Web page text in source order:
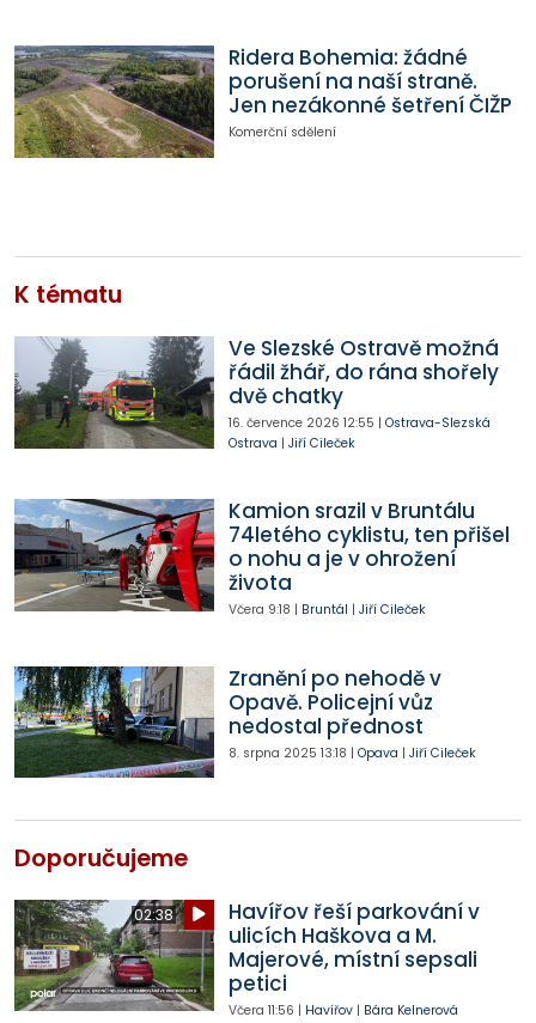
Ridera Bohemia: žádné
porušení na naší straně.
Jen nezákonné šetření ČIŽP
Komerční sdělení
K tématu
Ve Slezské Ostravě možná
řádil žhář, do rána shořely
dvě chatky
16. července 2026 12:55 | Ostrava-Slezská
Ostrava | Jiří Cileček
Kamion srazil v Bruntálu
74letého cyklistu, ten přišel
o nohu a je v ohrožení
života
Včera 9:18 | Bruntál | Jiří Cileček
Zranění po nehodě v
Opavě. Policejní vůz
nedostal přednost
8. srpna 2025 13:18 | Opava | Jiří Cileček
Doporučujeme
02:38
Havířov řeší parkování v
ulicích Haškova a M.
Majerové, místní sepsali
petici
Včera 11:56 | Havířov| Bára Kelnerová